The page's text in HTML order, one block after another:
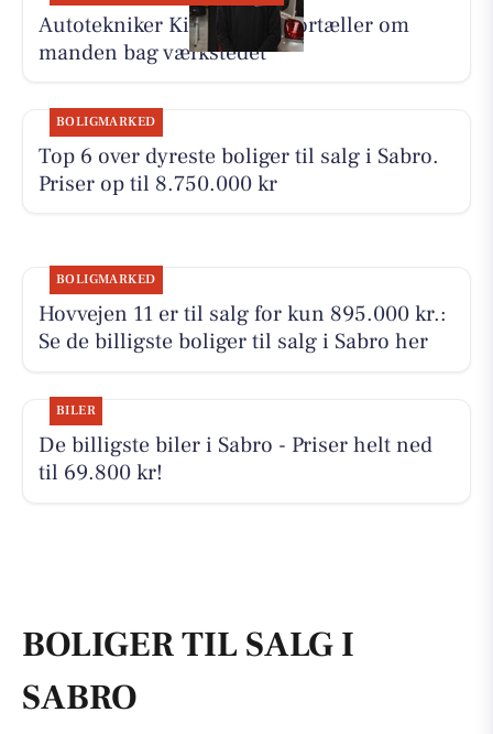
Autotekniker Kim Skytthe fortæller om
manden bag værkstedet
BOLIGMARKED
Top 6 over dyreste boliger til salg i Sabro.
Priser op til 8.750.000 kr
BOLIGMARKED
Hovvejen 11 er til salg for kun 895.000 kr.:
Se de billigste boliger til salg i Sabro her
BILER
De billigste biler i Sabro - Priser helt ned
til 69.800 kr!
BOLIGER TIL SALG I
SABRO